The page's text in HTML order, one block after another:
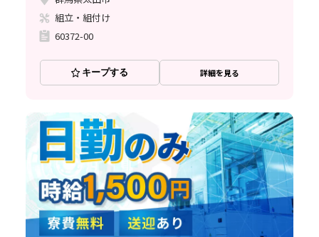
組立・組付け
60372-00
キープする 詳細を見る